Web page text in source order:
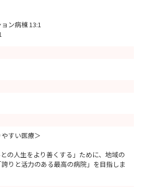
ン病棟 13:1
すい医療＞
の人生をより善くする」ために、地域の
りと活力のある最高の病院」を目指しま